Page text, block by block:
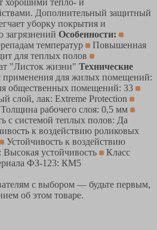
Дополнительный защитный
уборку покрытия и
загрязнений Особенности:
температур
Повышенная
для теплых полов
"Листок жизни" Технические
применения для жилых помещений:
общественных помещений: 33
слой, лак: Extreme Protection
Толщина рабочего слоя: 0,5 мм
с системой теплых полов: Да
к воздействию роликовых
Устойчивость к воздействию
устойчивость
Класс
ФЗ-123: КМ5
с выбором — будьте первым,
об этом товаре.